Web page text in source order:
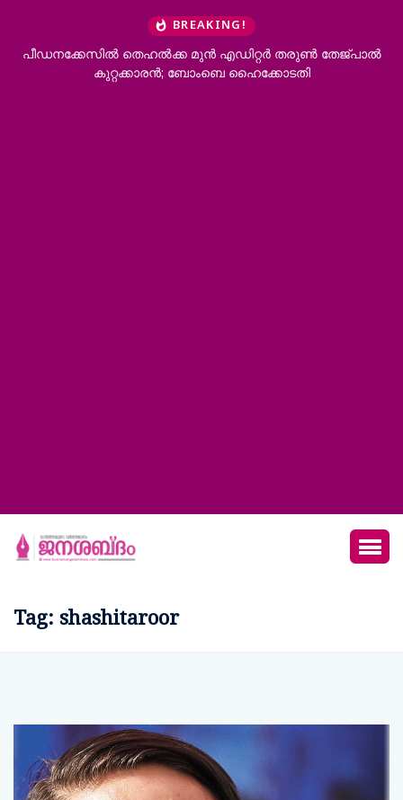
BREAKING!
പീഡനക്കേസില്‍ തെഹല്‍ക്ക മുന്‍ എഡിറ്റര്‍ തരുണ്‍ തേജ്പാല്‍
കുറ്റക്കാരന്‍; ബോംബെ ഹൈക്കോടതി
Tag: shashitaroor